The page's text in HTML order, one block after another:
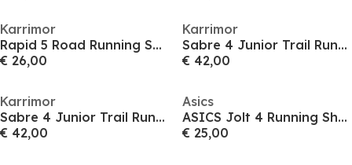
Karrimor
Rapid 5 Road Running Shoes Junior
€ 26,00
Karrimor
Sabre 4 Junior Trail Running Shoes
€ 42,00
Karrimor
Sabre 4 Junior Trail Running Shoes
€ 42,00
Asics
ASICS Jolt 4 Running Shoes Junior
€ 25,00